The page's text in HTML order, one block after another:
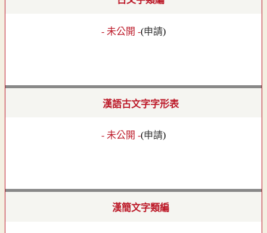
- 未公開 -(申請)
漢語古文字字形表
- 未公開 -(申請)
漢簡文字類編